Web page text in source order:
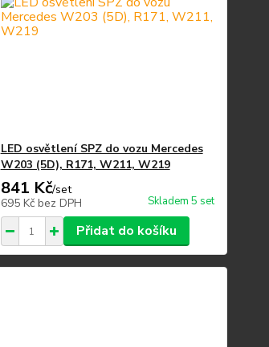
LED osvětlení SPZ do vozu Mercedes
W203 (5D), R171, W211, W219
841 Kč/set
695 Kč bez DPH Skladem 5 set
Přidat do košíku